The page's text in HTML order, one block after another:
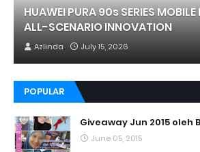
HUAWEI PURA 90s SERIES
ALL-SCENARIO INNOVATION
Azlinda July 15, 2026
POPULAR
Giveaway Jun 2015 oleh
June 05, 2015